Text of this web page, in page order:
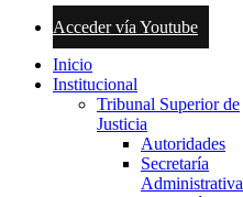
Acceder vía Youtube
Inicio
Institucional
Tribunal Superior de
Justicia
Autoridades
Secretaría
Administrativa